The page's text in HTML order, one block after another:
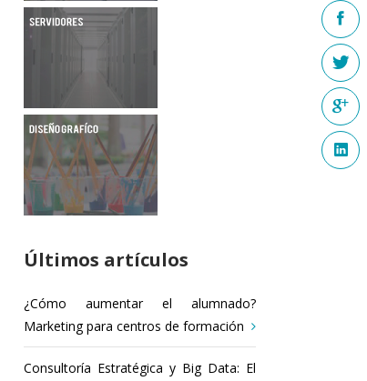
Últimos artículos
¿Cómo aumentar el alumnado?
Marketing para centros de formación
Consultoría Estratégica y Big Data: El